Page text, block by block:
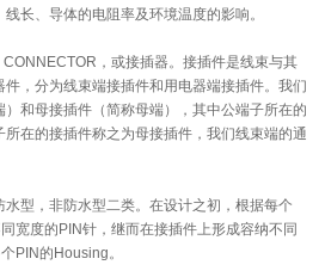
长、导体的电阻率及环境温度的影响。
，或接插器。接插件是线束与其
，分为线束端接插件和用电器端接插件。我们
和母接插件（简称母端），其中公端子所在的
在的接插件称之为母接插件，我们线束端的通
型，非防水型二类。在设计之初，根据每个
宽度的PIN针，继而在接插件上形成容纳不同
PIN的Housing。